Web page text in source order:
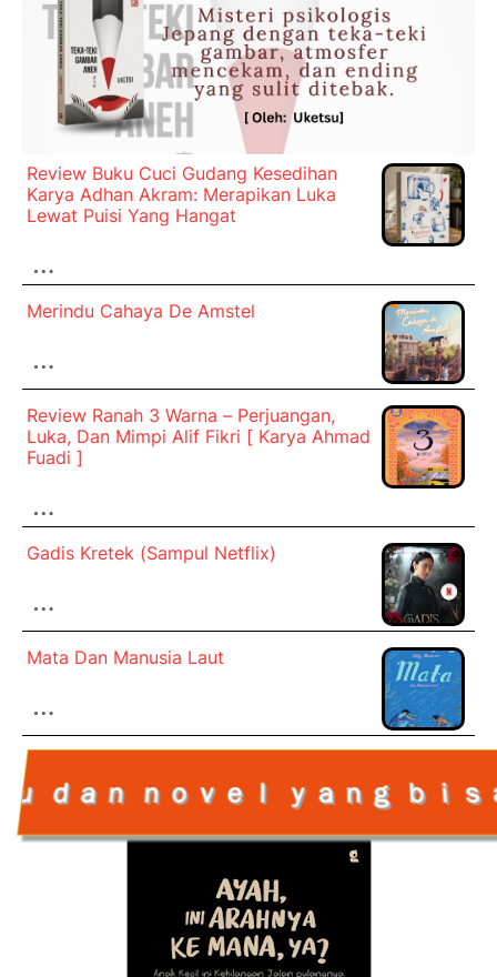
Review Buku Cuci Gudang Kesedihan
Karya Adhan Akram: Merapikan Luka
Lewat Puisi Yang Hangat
…
Merindu Cahaya De Amstel
…
Review Ranah 3 Warna – Perjuangan,
Luka, Dan Mimpi Alif Fikri [ Karya Ahmad
Fuadi ]
…
Gadis Kretek (Sampul Netflix)
…
Mata Dan Manusia Laut
…
ａｎｇ ｂｉｓａ ｊａｄｉ ｒｅｆ